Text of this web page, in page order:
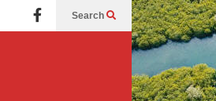
Search